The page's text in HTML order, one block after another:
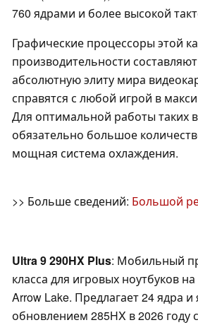
760 ядрами и более высокой
Графические процессоры этой
производительности
абсолютную элиту мира
справятся с любой игрой в
Для оптимальной работы таких
обязательно большое
мощная система охлаждения.
>> Больше сведений: Большой
Ultra 9 290HX Plus: Мобильный
класса для игровых ноутбуков
Arrow Lake. Предлагает 24 ядра и
обновлением 285HX в 2026 году